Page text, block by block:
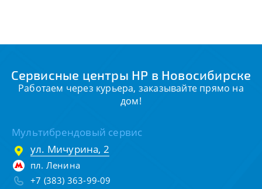
Сервисные центры HP в Новосибирске
Работаем через курьера, заказывайте прямо на
дом!
Мультибрендовый сервис
ул. Мичурина, 2
пл. Ленина
+7 (383) 363-99-09